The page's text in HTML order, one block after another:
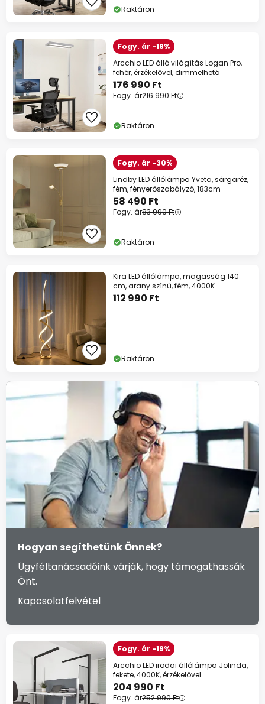
Raktáron
Fogy. ár -18%
Arcchio LED álló világítás Logan Pro,
fehér, érzékelővel, dimmelhető
176 990 Ft
Fogy. ár216 990 Ft
Raktáron
Fogy. ár -30%
Lindby LED állólámpa Yveta, sárgaréz,
fém, fényerőszabályzó, 183cm
58 490 Ft
Fogy. ár83 990 Ft
Raktáron
Kira LED állólámpa, magasság 140
cm, arany színű, fém, 4000K
112 990 Ft
Raktáron
Hogyan segíthetünk Önnek?
Ügyféltanácsadóink várják, hogy támogathassák
Önt.
Kapcsolatfelvétel
Fogy. ár -19%
Arcchio LED irodai állólámpa Jolinda,
fekete, 4000K, érzékelővel
204 990 Ft
Fogy. ár252 990 Ft